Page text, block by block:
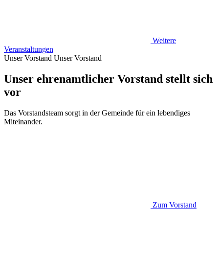
Weitere
Veranstaltungen
Unser Vorstand Unser Vorstand
Unser ehrenamtlicher Vorstand stellt sich
vor
Das Vorstandsteam sorgt in der Gemeinde für ein lebendiges
Miteinander.
Zum Vorstand